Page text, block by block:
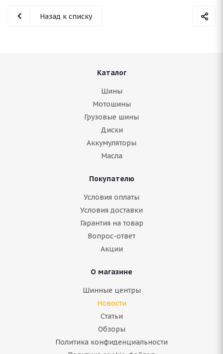
Назад к списку
Каталог
Шины
Мотошины
Грузовые шины
Диски
Аккумуляторы
Масла
Покупателю
Условия оплаты
Условия доставки
Гарантия на товар
Вопрос-ответ
Акции
О магазине
Шинные центры
Новости
Статьи
Обзоры
Политика конфиденциальности